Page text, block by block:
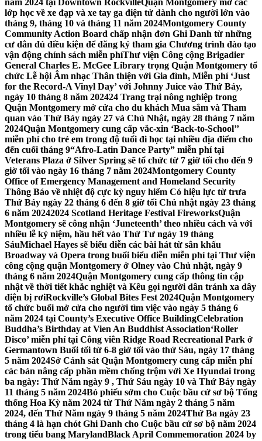
năm 2024 tại Downtown RockvilleQuận Montgomery mở các
lớp học về xe đạp và xe tay ga điện tử dành cho người lớn vào
tháng 9, tháng 10 và tháng 11 năm 2024Montgomery County
Community Action Board chấp nhận đơn Ghi Danh từ những
cư dân đủ điều kiện để đăng ký tham gia Chương trình đào tạo
vận động chính sách miễn phíThư viện Công cộng Brigadier
General Charles E. McGee Library trọng Quận Montgomery tổ
chức Lễ hội Âm nhạc Thân thiện với Gia đình, Miễn phí ‘Just
for the Record-A Vinyl Day’ với Johnny Juice vào Thứ Bảy,
ngày 10 tháng 8 năm 202424 Trang trại nông nghiệp trong
Quận Montgomery mở cửa cho du khách Mua sắm và Tham
quan vào Thứ Bảy ngày 27 và Chủ Nhật, ngày 28 tháng 7 năm
2024Quận Montgomery cung cấp vắc-xin ‘Back-to-School’’
miễn phí cho trẻ em trong độ tuổi đi học tại nhiều địa điểm cho
đến cuối tháng 9“Afro-Latin Dance Party” miễn phí tại
Veterans Plaza ở Silver Spring sẽ tổ chức từ 7 giờ tối cho đến 9
giờ tối vào ngày 16 tháng 7 năm 2024Montgomery County
Office of Emergency Management and Homeland Security
Thông Báo về nhiệt độ cực kỳ nguy hiểm Có hiệu lực từ trưa
Thứ Bảy ngày 22 tháng 6 đến 8 giờ tối Chủ nhật ngày 23 tháng
6 năm 20242024 Scotland Heritage Festival FireworksQuận
Montgomery sẽ công nhận ‘Juneteenth’ theo nhiều cách và với
nhiều lễ kỷ niệm, hầu hết vào Thứ Tư ngày 19 tháng
SáuMichael Hayes sẽ biểu diễn các bài hát từ sân khấu
Broadway và Opera trong buổi biểu diễn miễn phí tại Thư viện
công cộng quận Montgomery ở Olney vào Chủ nhật, ngày 9
tháng 6 năm 2024Quận Montgomery cung cấp thông tin cập
nhật về thời tiết khắc nghiệt và Kêu gọi người dân tránh xa dây
điện bị rơiRockville’s Global Bites Fest 2024Quận Montgomery
tổ chức buổi mở cửa cho người tìm việc vào ngày 5 tháng 6
năm 2024 tại County’s Executive Office BuildingCelebration
Buddha’s Birthday at Vien An Buddhist Association‘Roller
Disco’ miễn phí tại Công viên Ridge Road Recreational Park ở
Germantown Buổi tối từ 6-8 giờ tối vào thứ Sáu, ngày 17 tháng
5 năm 2024Sở Cảnh sát Quận Montgomery cung cấp miễn phí
các bản nâng cấp phần mềm chống trộm với Xe Hyundai trong
ba ngày: Thứ Năm ngày 9 , Thứ Sáu ngày 10 và Thứ Bảy ngày
11 tháng 5 năm 2024Bỏ phiếu sớm cho Cuộc bầu cử sơ bộ Tổng
thống Hoa Kỳ năm 2024 từ Thứ Năm ngày 2 tháng 5 năm
2024, đến Thứ Năm ngày 9 tháng 5 năm 2024Thứ Ba ngày 23
tháng 4 là hạn chót Ghi Danh cho Cuộc bầu cử sơ bộ năm 2024
trong tiểu bang MarylandBlack April Commemoration 2024 by